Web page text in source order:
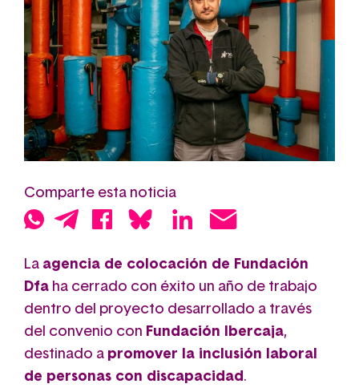
Comparte esta noticia
La agencia de colocación de Fundación
Dfa ha cerrado con éxito un año de trabajo
dentro del proyecto desarrollado a través
del convenio con Fundación Ibercaja,
destinado a promover la inclusión laboral
de personas con discapacidad .